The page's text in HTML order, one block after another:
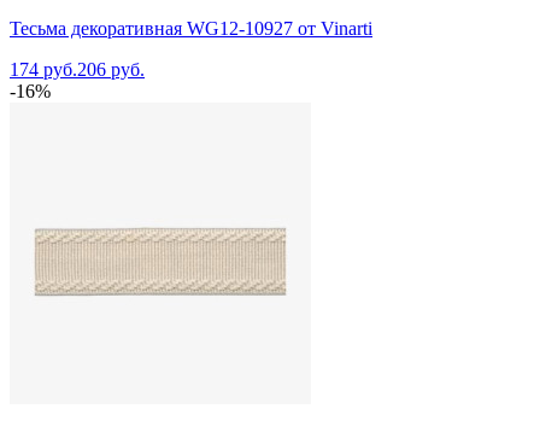
Тесьма декоративная WG12-10927 от Vinarti
174 руб.206 руб.
-16%